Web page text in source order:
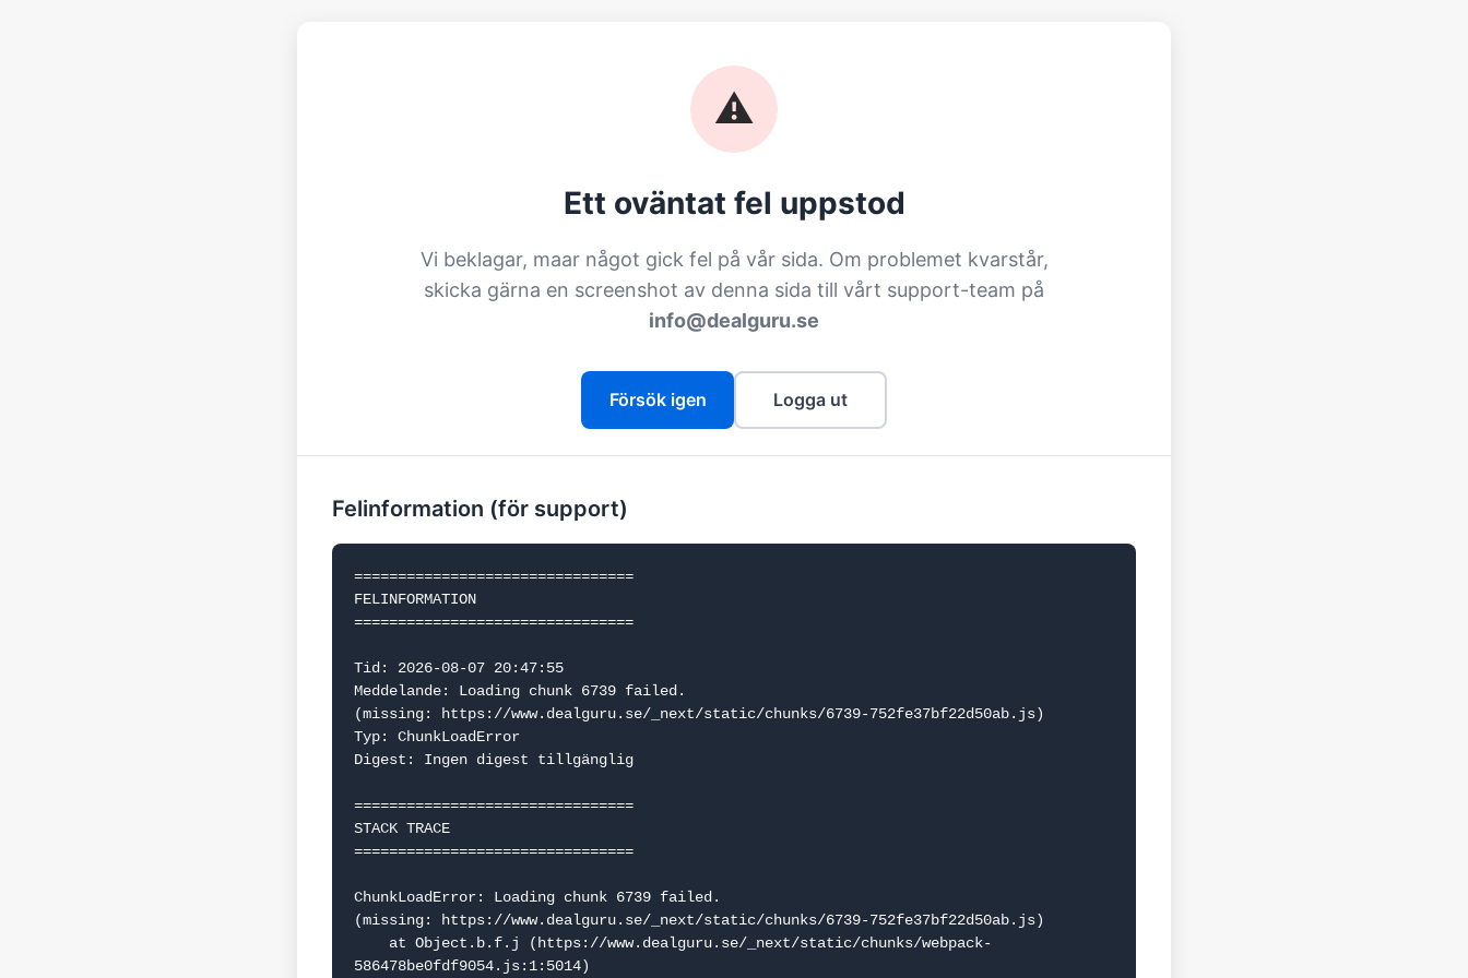
⚠️
Ett oväntat fel uppstod
Vi beklagar, maar något gick fel på vår sida. Om problemet kvarstår,
skicka gärna en screenshot av denna sida till vårt support-team på
info@dealguru.se
Försök igen Logga ut
Felinformation (för support)
================================
FELINFORMATION
================================
Tid: 2026-08-07 20:47:55
Meddelande: Loading chunk 6739 failed.
(missing: https://www.dealguru.se/_next/static/chunks/6739-752fe37bf22d50ab.js)
Typ: ChunkLoadError
Digest: Ingen digest tillgänglig
================================
STACK TRACE
================================
ChunkLoadError: Loading chunk 6739 failed.
(missing: https://www.dealguru.se/_next/static/chunks/6739-752fe37bf22d50ab.js)
586478be0fdf9054.js:1:5014)